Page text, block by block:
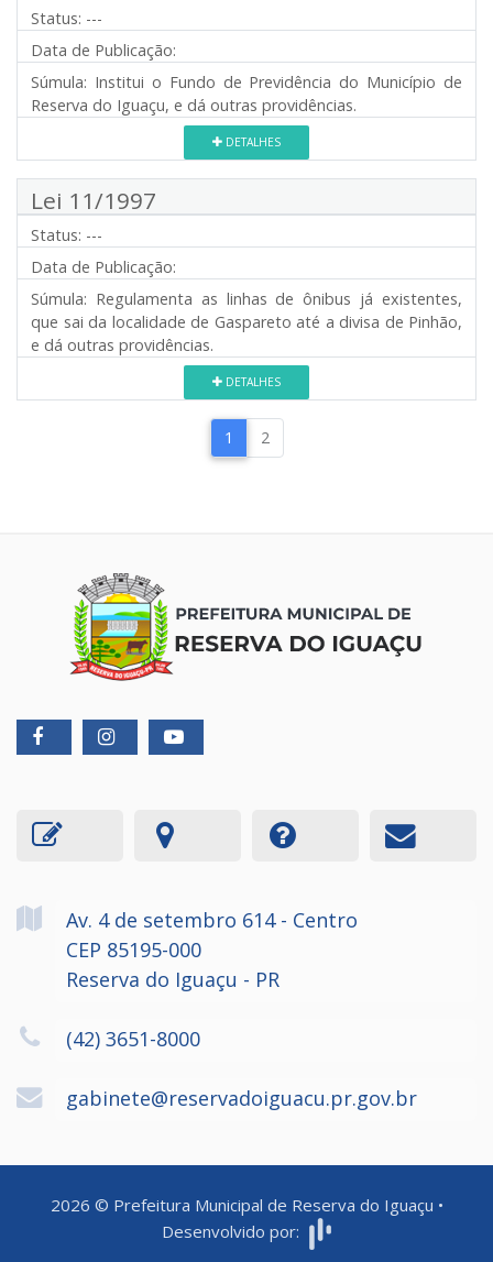
Status: ---
Data de Publicação:
Súmula: Institui o Fundo de Previdência do Município de
Reserva do Iguaçu, e dá outras providências.
DETALHES
Lei 11/1997
Status: ---
Data de Publicação:
Súmula: Regulamenta as linhas de ônibus já existentes,
que sai da localidade de Gaspareto até a divisa de Pinhão,
e dá outras providências.
DETALHES
1 2
Av. 4 de setembro 614 - Centro
CEP 85195-000
Reserva do Iguaçu - PR
(42) 3651-8000
gabinete@reservadoiguacu.pr.gov.br
2026 © Prefeitura Municipal de Reserva do Iguaçu •
Desenvolvido por: